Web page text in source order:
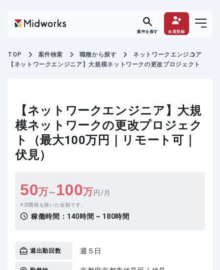
案件を探す 会員登録
TOP 案件検索 職種から探す
ネットワークエンジニア
【ネットワークエンジニア】大規模ネットワークの更改プロジェクト
【ネットワークエンジニア】大規
模ネットワークの更改プロジェク
ト（最大100万円｜リモート可｜
伏見）
50万〜 100万円/月
消費税を除いた金額です。
稼働時間： 140時間 ~ 180時間
週出勤回数 週５日